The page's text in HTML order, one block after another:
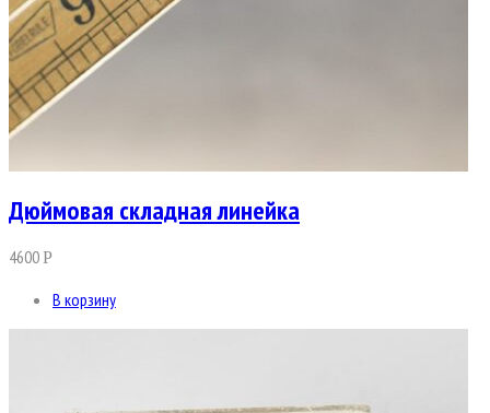
Дюймовая складная линейка
4600Р
В корзину